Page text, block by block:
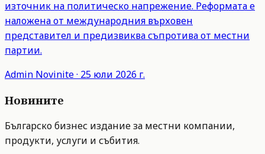
източник на политическо напрежение. Реформата е
наложена от международния върховен
представител и предизвиква съпротива от местни
партии.
Admin Novinite· 25 юли 2026 г.
Новините
Българско бизнес издание за местни компании,
продукти, услуги и събития.